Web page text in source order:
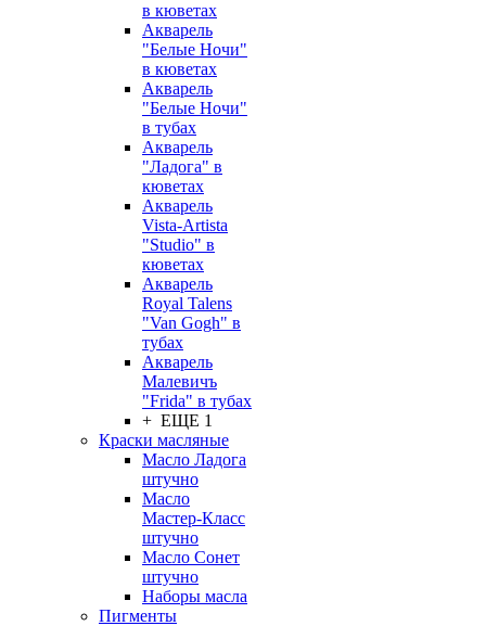
в кюветах
Акварель
"Белые Ночи"
в кюветах
Акварель
"Белые Ночи"
в тубах
Акварель
"Ладога" в
кюветах
Акварель
Vista-Artista
"Studio" в
кюветах
Акварель
Royal Talens
"Van Gogh" в
тубах
Акварель
Малевичъ
"Frida" в тубах
+ ЕЩЕ 1
Краски масляные
Масло Ладога
штучно
Масло
Мастер-Класс
штучно
Масло Сонет
штучно
Наборы масла
Пигменты